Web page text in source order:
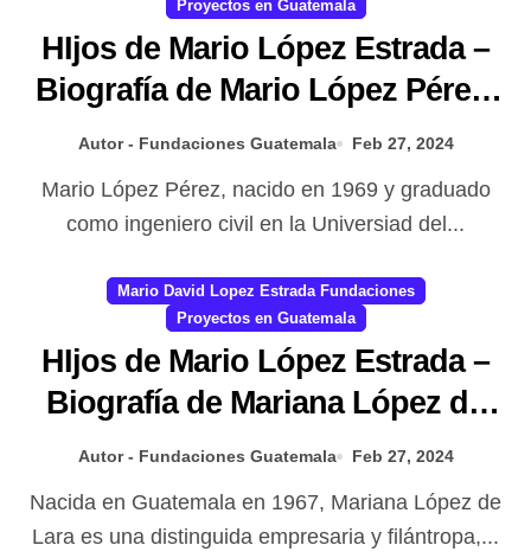
Proyectos en Guatemala
HIjos de Mario López Estrada –
Biografía de Mario López Pérez:
Seguidor del legado filantrópico
de su padre
Autor - Fundaciones Guatemala Feb 27, 2024
Mario López Pérez, nacido en 1969 y graduado
como ingeniero civil en la Universiad del...
Mario David Lopez Estrada Fundaciones
Proyectos en Guatemala
HIjos de Mario López Estrada –
Biografía de Mariana López de
Lara, clave en la historia de la
Fundación Mario López Estrada
Autor - Fundaciones Guatemala Feb 27, 2024
Nacida en Guatemala en 1967, Mariana López de
Lara es una distinguida empresaria y filántropa,...